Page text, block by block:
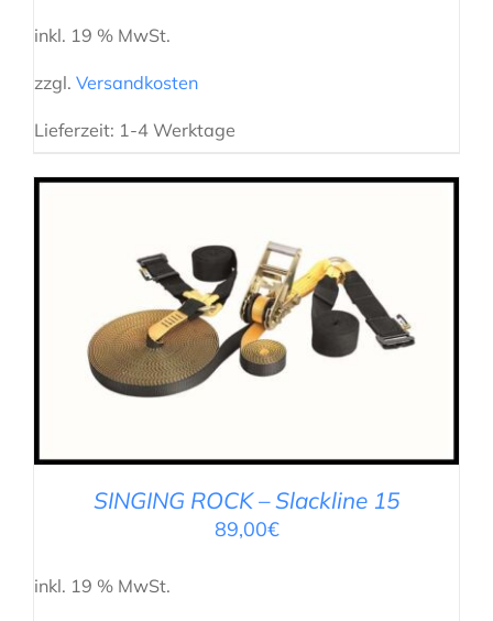
inkl. 19 % MwSt.
zzgl. Versandkosten
Lieferzeit: 1-4 Werktage
IN DEN WARENKORB DETAILS
SINGING ROCK – Slackline 15
89,00€
inkl. 19 % MwSt.